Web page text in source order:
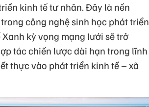
kinh tế tư nhân. Đây là nền
công nghệ sinh học phát triển
kỳ vọng mạng lưới sẽ trở
tác chiến lược dài hạn trong lĩnh
thực vào phát triển kinh tế – xã